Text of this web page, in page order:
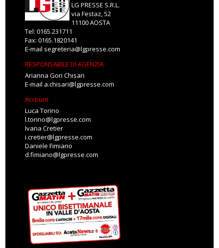
LG PRESSE S.R.L.
via Festaz, 52
11100 AOSTA
Tel: 0165.231711
Fax: 0165.1820141
E-mail segreteria@lgpresse.com
RESPONSABILE DI AGENZIA
Arianna Gori Chisari
E-mail a.chisari@lgpresse.com
Account
Luca Torino
l.torino@lgpresse.com
Ivana Cretier
i.cretier@lgpresse.com
Daniele Fimiano
d.fimiano@lgpresse.com